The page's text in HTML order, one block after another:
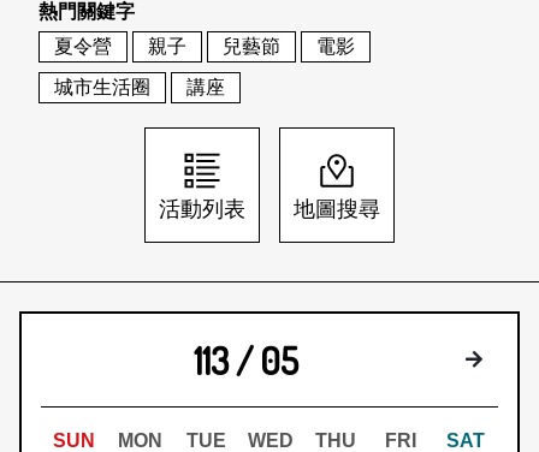
地圖搜尋
關於我們
刊物索取地點
會員基本資料
刊登活動
網站導覽 English
日本語 登入/註冊
熱門關鍵字
夏令營
親子 兒藝節
電影
城市生活圈
講座
活動列表 地圖搜尋
113 / 05 下個月
SUN MON TUE WED THU FRI SAT